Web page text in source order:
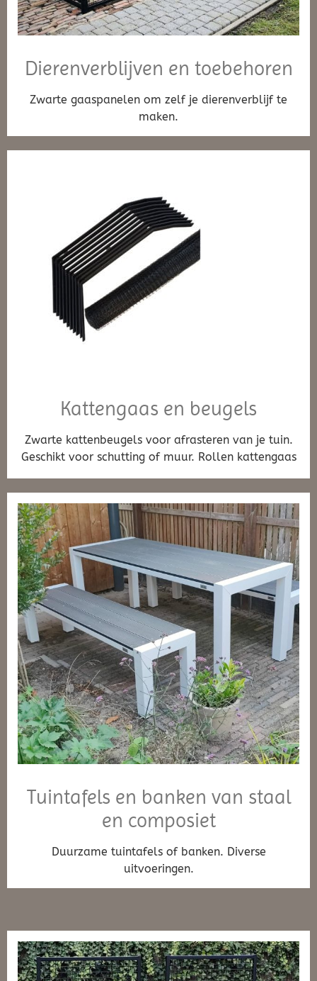
Dierenverblijven en toebehoren
Zwarte gaaspanelen om zelf je dierenverblijf te
maken.
Kattengaas en beugels
Zwarte kattenbeugels voor afrasteren van je tuin.
Geschikt voor schutting of muur. Rollen kattengaas
Tuintafels en banken van staal
en composiet
Duurzame tuintafels of banken. Diverse
uitvoeringen.